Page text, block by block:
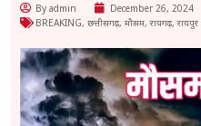
By admin December 26, 2024
BREAKING, छत्तीसगढ़, मौसम,रायगढ़,रायपुर